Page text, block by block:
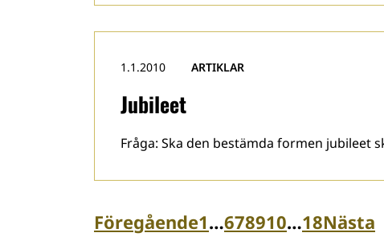
Jubileet
1.1.2010 ARTIKLAR
Fråga: Ska den bestämda formen jubileet
Föregående1…678910…18Nästa